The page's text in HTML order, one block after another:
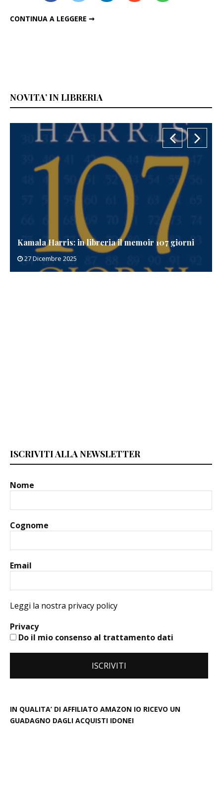
CONTINUA A LEGGERE ➞
NOVITA’ IN LIBRERIA
Kamala Harris: in libreria il memoir 107 giorni
27 Dicembre 2025
ISCRIVITI ALLA NEWSLETTER
Nome
Cognome
Email
Leggi la nostra privacy policy
Privacy
Do il mio consenso al trattamento dati
IN QUALITA’ DI AFFILIATO AMAZON IO RICEVO UN
GUADAGNO DAGLI ACQUISTI IDONEI